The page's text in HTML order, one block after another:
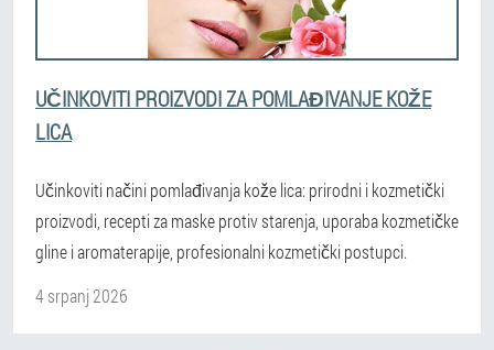
UČINKOVITI PROIZVODI ZA POMLAĐIVANJE KOŽE
LICA
Učinkoviti načini pomlađivanja kože lica: prirodni i kozmetički
proizvodi, recepti za maske protiv starenja, uporaba kozmetičke
gline i aromaterapije, profesionalni kozmetički postupci.
4 srpanj 2026